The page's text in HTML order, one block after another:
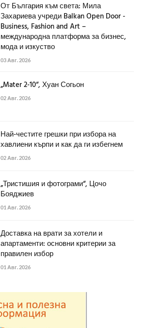
От България към света: Мила
Захариева учреди Balkan Open Door -
Business, Fashion and Art –
международна платформа за бизнес,
мода и изкуство
03 Авг. 2026
„Mater 2-10“, Хуан Согьон
02 Авг. 2026
Най-честите грешки при избора на
хавлиени кърпи и как да ги избегнем
02 Авг. 2026
„Тристишия и фотограми“, Цочо
Бояджиев
01 Авг. 2026
Доставка на врати за хотели и
апартаменти: основни критерии за
правилен избор
01 Авг. 2026